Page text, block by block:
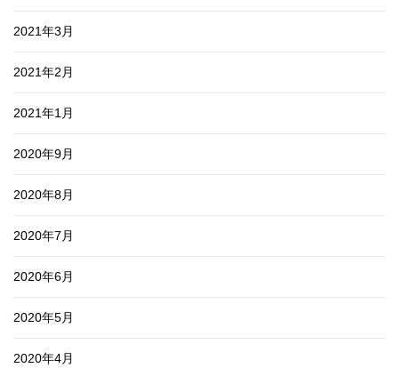
2021年3月
2021年2月
2021年1月
2020年9月
2020年8月
2020年7月
2020年6月
2020年5月
2020年4月